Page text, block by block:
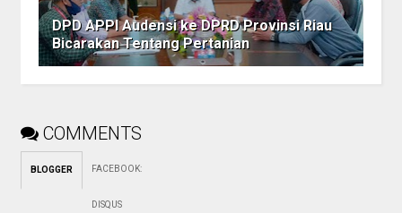
DPD APPI Audensi ke DPRD Provinsi Riau
Bicarakan Tentang Pertanian
COMMENTS
BLOGGER FACEBOOK:
DISQUS